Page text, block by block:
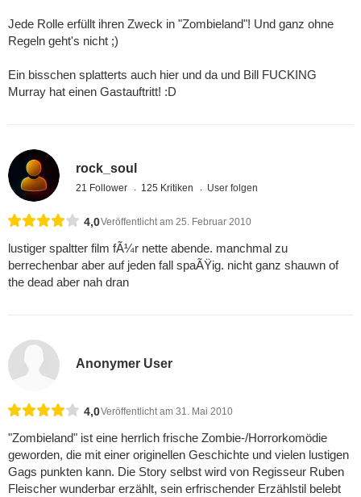
Jede Rolle erfüllt ihren Zweck in "Zombieland"! Und ganz ohne
Regeln geht's nicht ;)
Ein bisschen splatterts auch hier und da und Bill FUCKING
Murray hat einen Gastauftritt! :D
rock_soul
21 Follower 125 Kritiken User folgen
4,0Veröffentlicht am 25. Februar 2010
lustiger spaltter film fÃ¼r nette abende. manchmal zu
berrechenbar aber auf jeden fall spaÃŸig. nicht ganz shauwn of
the dead aber nah dran
Anonymer User
4,0Veröffentlicht am 31. Mai 2010
"Zombieland" ist eine herrlich frische Zombie-/Horrorkomödie
geworden, die mit einer originellen Geschichte und vielen lustigen
Gags punkten kann. Die Story selbst wird von Regisseur Ruben
Fleischer wunderbar erzählt, sein erfrischender Erzählstil belebt